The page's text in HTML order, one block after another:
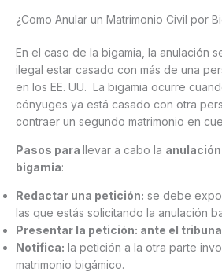
¿Como Anular un Matrimonio Civil por
En el caso de la bigamia, la anulación
ilegal estar casado con más de una
en los EE. UU. La bigamia ocurre
cónyuges ya está casado con otra
contraer un segundo matrimonio en
Pasos para llevar a cabo la
bigamia:
Redactar una petición: se debe
las que estás solicitando la anulación
Presentar la petición: ante el
Notifica: la petición a la otra parte
matrimonio bigámico.